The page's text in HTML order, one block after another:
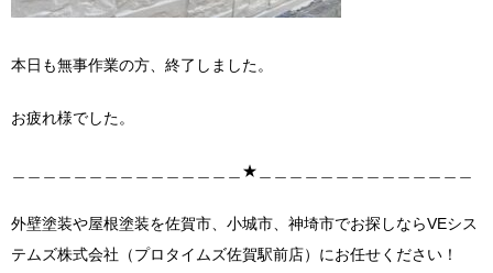
本日も無事作業の方、終了しました。
お疲れ様でした。
＿＿＿＿＿＿＿＿＿＿＿＿＿＿＿★＿＿＿＿＿＿＿＿＿＿＿＿＿＿
外壁塗装や屋根塗装を佐賀市、小城市、神埼市でお探しならVEシス
テムズ株式会社（プロタイムズ佐賀駅前店）にお任せください！